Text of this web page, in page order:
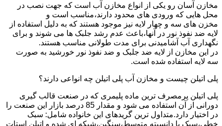
مخازن آسان رو یکی از انواع مخازن آب است که جهت نصب در
محل هایی که ورودی های محدود دارند،مناسب است و
مخزن های سه و چهار لایه نیز موجود هستند که به دلیل استفاده از
لایه ضد نفوذ نور در آنها،باعث عدم رشد جلبک ها می شوند و برای
نگهداری آب آشامیدنی برای مدت طولانی مناسب هستند.
در این مخازن از لایه ضد جلبک و ضد نفوذ نور خورشید به صورت
سه لایه استفاده شده است.
پلی اتیلن چیست و مخازن آب پلی اتیلن چه انواعی دارند؟
پلی اتیلن پرمصرف ترین ماده پلیمری که در صنعت قالب گیری
دورانی از آن استفاده می شود و مقدار 85 درصد بازار این صنعت را
در اختیار دارد.متداول ترین گریدهای این خانواده شامل: سبک
خطی،سبک با دانسیته متوسط،سنگین،شبکه ای شده و اتیلن استات